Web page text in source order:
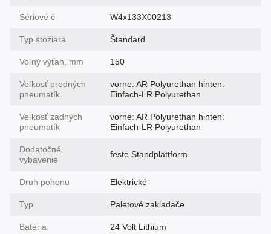
Sériové č W4x133X00213
Typ stožiara Štandard
Voľný výťah, mm 150
Veľkosť predných
pneumatík
vorne: AR Polyurethan hinten:
Einfach-LR Polyurethan
Veľkosť zadných
pneumatík
vorne: AR Polyurethan hinten:
Einfach-LR Polyurethan
Dodatočné
vybavenie
feste Standplattform
Druh pohonu Elektrické
Typ Paletové zakladače
Batéria 24 Volt Lithium